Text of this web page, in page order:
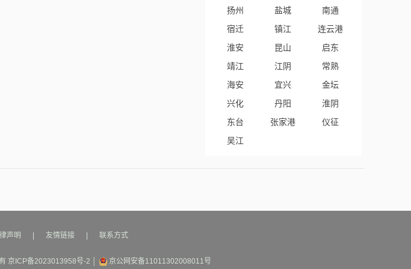
扬州
盐城
南通
宿迁
镇江
连云港
淮安
昆山
启东
靖江
江阴
常熟
海安
宜兴
金坛
兴化
丹阳
淮阴
东台
张家港
仪征
吴江
声明 友情链接 联系方式
京ICP备2023013958号-2 京公网安备11011302008011号